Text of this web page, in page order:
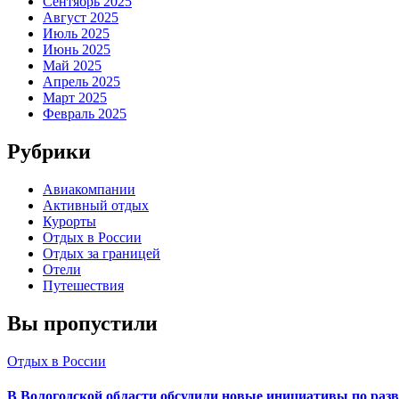
Август 2025
Июль 2025
Июнь 2025
Май 2025
Апрель 2025
Март 2025
Февраль 2025
Рубрики
Авиакомпании
Активный отдых
Курорты
Отдых в России
Отдых за границей
Отели
Путешествия
Вы пропустили
Отдых в России
В Вологодской области обсудили новые инициативы по